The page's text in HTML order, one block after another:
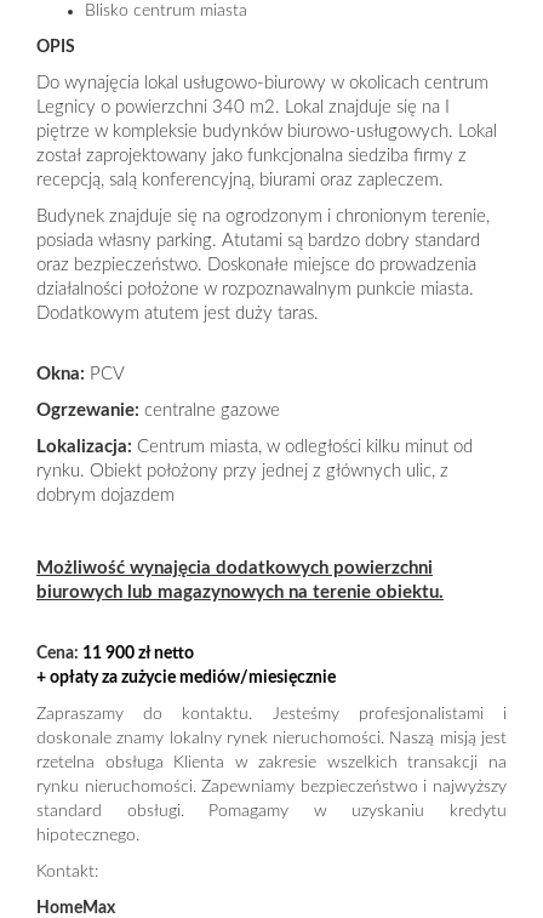
Blisko centrum miasta
OPIS
Do wynajęcia lokal usługowo-biurowy w okolicach centrum
Legnicy o powierzchni 340 m2. Lokal znajduje się na I
piętrze w kompleksie budynków biurowo-usługowych. Lokal
został zaprojektowany jako funkcjonalna siedziba firmy z
recepcją, salą konferencyjną, biurami oraz zapleczem.
Budynek znajduje się na ogrodzonym i chronionym terenie,
posiada własny parking. Atutami są bardzo dobry standard
oraz bezpieczeństwo. Doskonałe miejsce do prowadzenia
działalności położone w rozpoznawalnym punkcie miasta.
Dodatkowym atutem jest duży taras.
Okna: PCV
Ogrzewanie: centralne gazowe
Lokalizacja: Centrum miasta, w odległości kilku minut od
rynku. Obiekt położony przy jednej z głównych ulic, z
dobrym dojazdem
Możliwość wynajęcia dodatkowych powierzchni
biurowych lub magazynowych na terenie obiektu.
Cena: 11 900 zł netto
+ opłaty za zużycie mediów/miesięcznie
Zapraszamy do kontaktu. Jesteśmy profesjonalistami i
doskonale znamy lokalny rynek nieruchomości. Naszą misją jest
rzetelna obsługa Klienta w zakresie wszelkich transakcji na
rynku nieruchomości. Zapewniamy bezpieczeństwo i najwyższy
standard obsługi. Pomagamy w uzyskaniu kredytu
hipotecznego.
Kontakt:
HomeMax